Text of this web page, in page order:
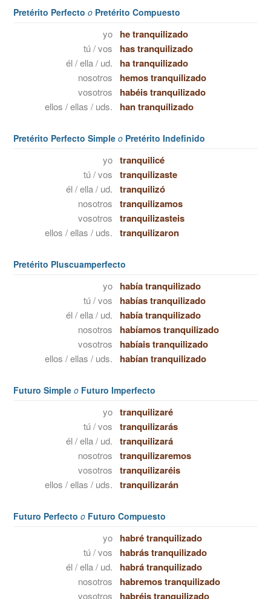
Pretérito Perfecto o Pretérito Compuesto
yo he tranquilizado
tú / vos has tranquilizado
él / ella / ud. ha tranquilizado
nosotros hemos tranquilizado
vosotros habéis tranquilizado
ellos / ellas / uds. han tranquilizado
Pretérito Perfecto Simple o Pretérito Indefinido
yo tranquilicé
tú / vos tranquilizaste
él / ella / ud. tranquilizó
nosotros tranquilizamos
vosotros tranquilizasteis
ellos / ellas / uds. tranquilizaron
Pretérito Pluscuamperfecto
yo había tranquilizado
tú / vos habías tranquilizado
él / ella / ud. había tranquilizado
nosotros habíamos tranquilizado
vosotros habíais tranquilizado
ellos / ellas / uds. habían tranquilizado
Futuro Simple o Futuro Imperfecto
yo tranquilizaré
tú / vos tranquilizarás
él / ella / ud. tranquilizará
nosotros tranquilizaremos
vosotros tranquilizaréis
ellos / ellas / uds. tranquilizarán
Futuro Perfecto o Futuro Compuesto
yo habré tranquilizado
tú / vos habrás tranquilizado
él / ella / ud. habrá tranquilizado
nosotros habremos tranquilizado
vosotros habréis tranquilizado